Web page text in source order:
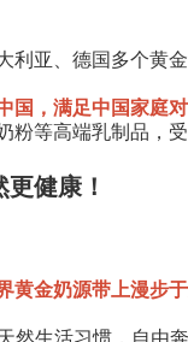
利亚、德国多个黄
国，满足中国家庭
粉等高端乳制品，
健康！
黄金奶源带上漫步
然生活习惯，自由